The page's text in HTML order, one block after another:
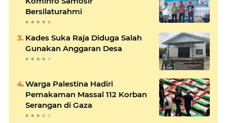
Bersilaturahmi
Kades Suka Raja Diduga Salah
Gunakan Anggaran Desa
Warga Palestina Hadiri
Pemakaman Massal 112 Korban
Serangan di Gaza